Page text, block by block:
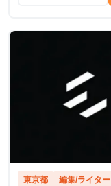
東京都 編集/ライター